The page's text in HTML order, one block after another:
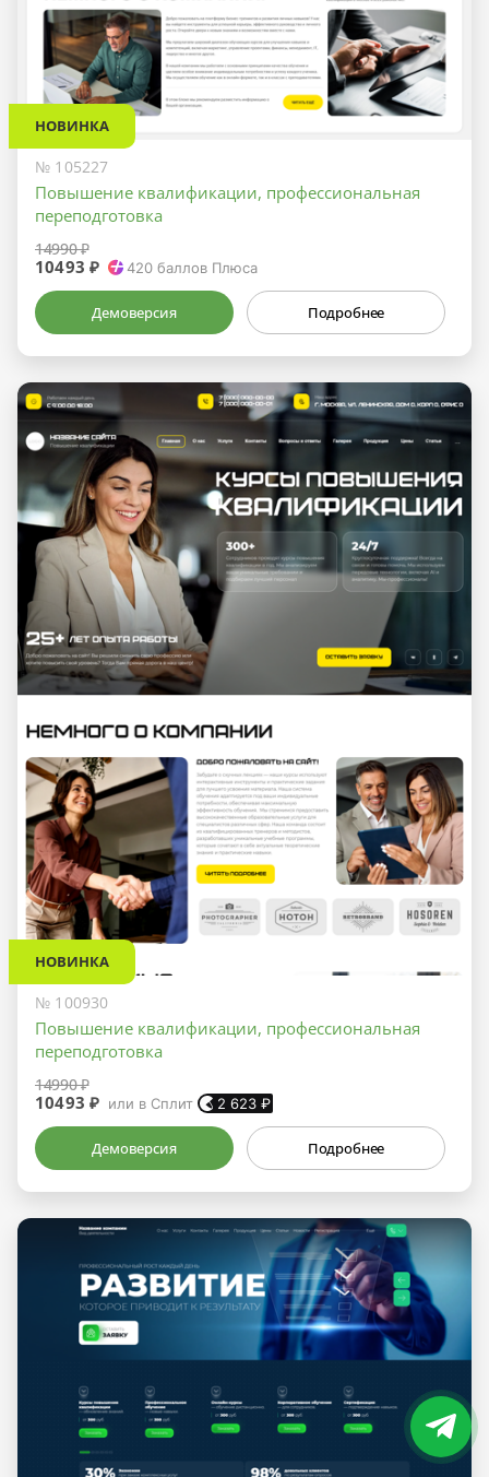
НОВИНКА
№ 105227
Повышение квалификации, профессиональная
переподготовка
14990 ₽
10493 ₽ 420 баллов Плюса
Демоверсия Подробнее
НОВИНКА
№ 100930
Повышение квалификации, профессиональная
переподготовка
14990 ₽
10493 ₽ или в Сплит 2 623 ₽
Демоверсия Подробнее